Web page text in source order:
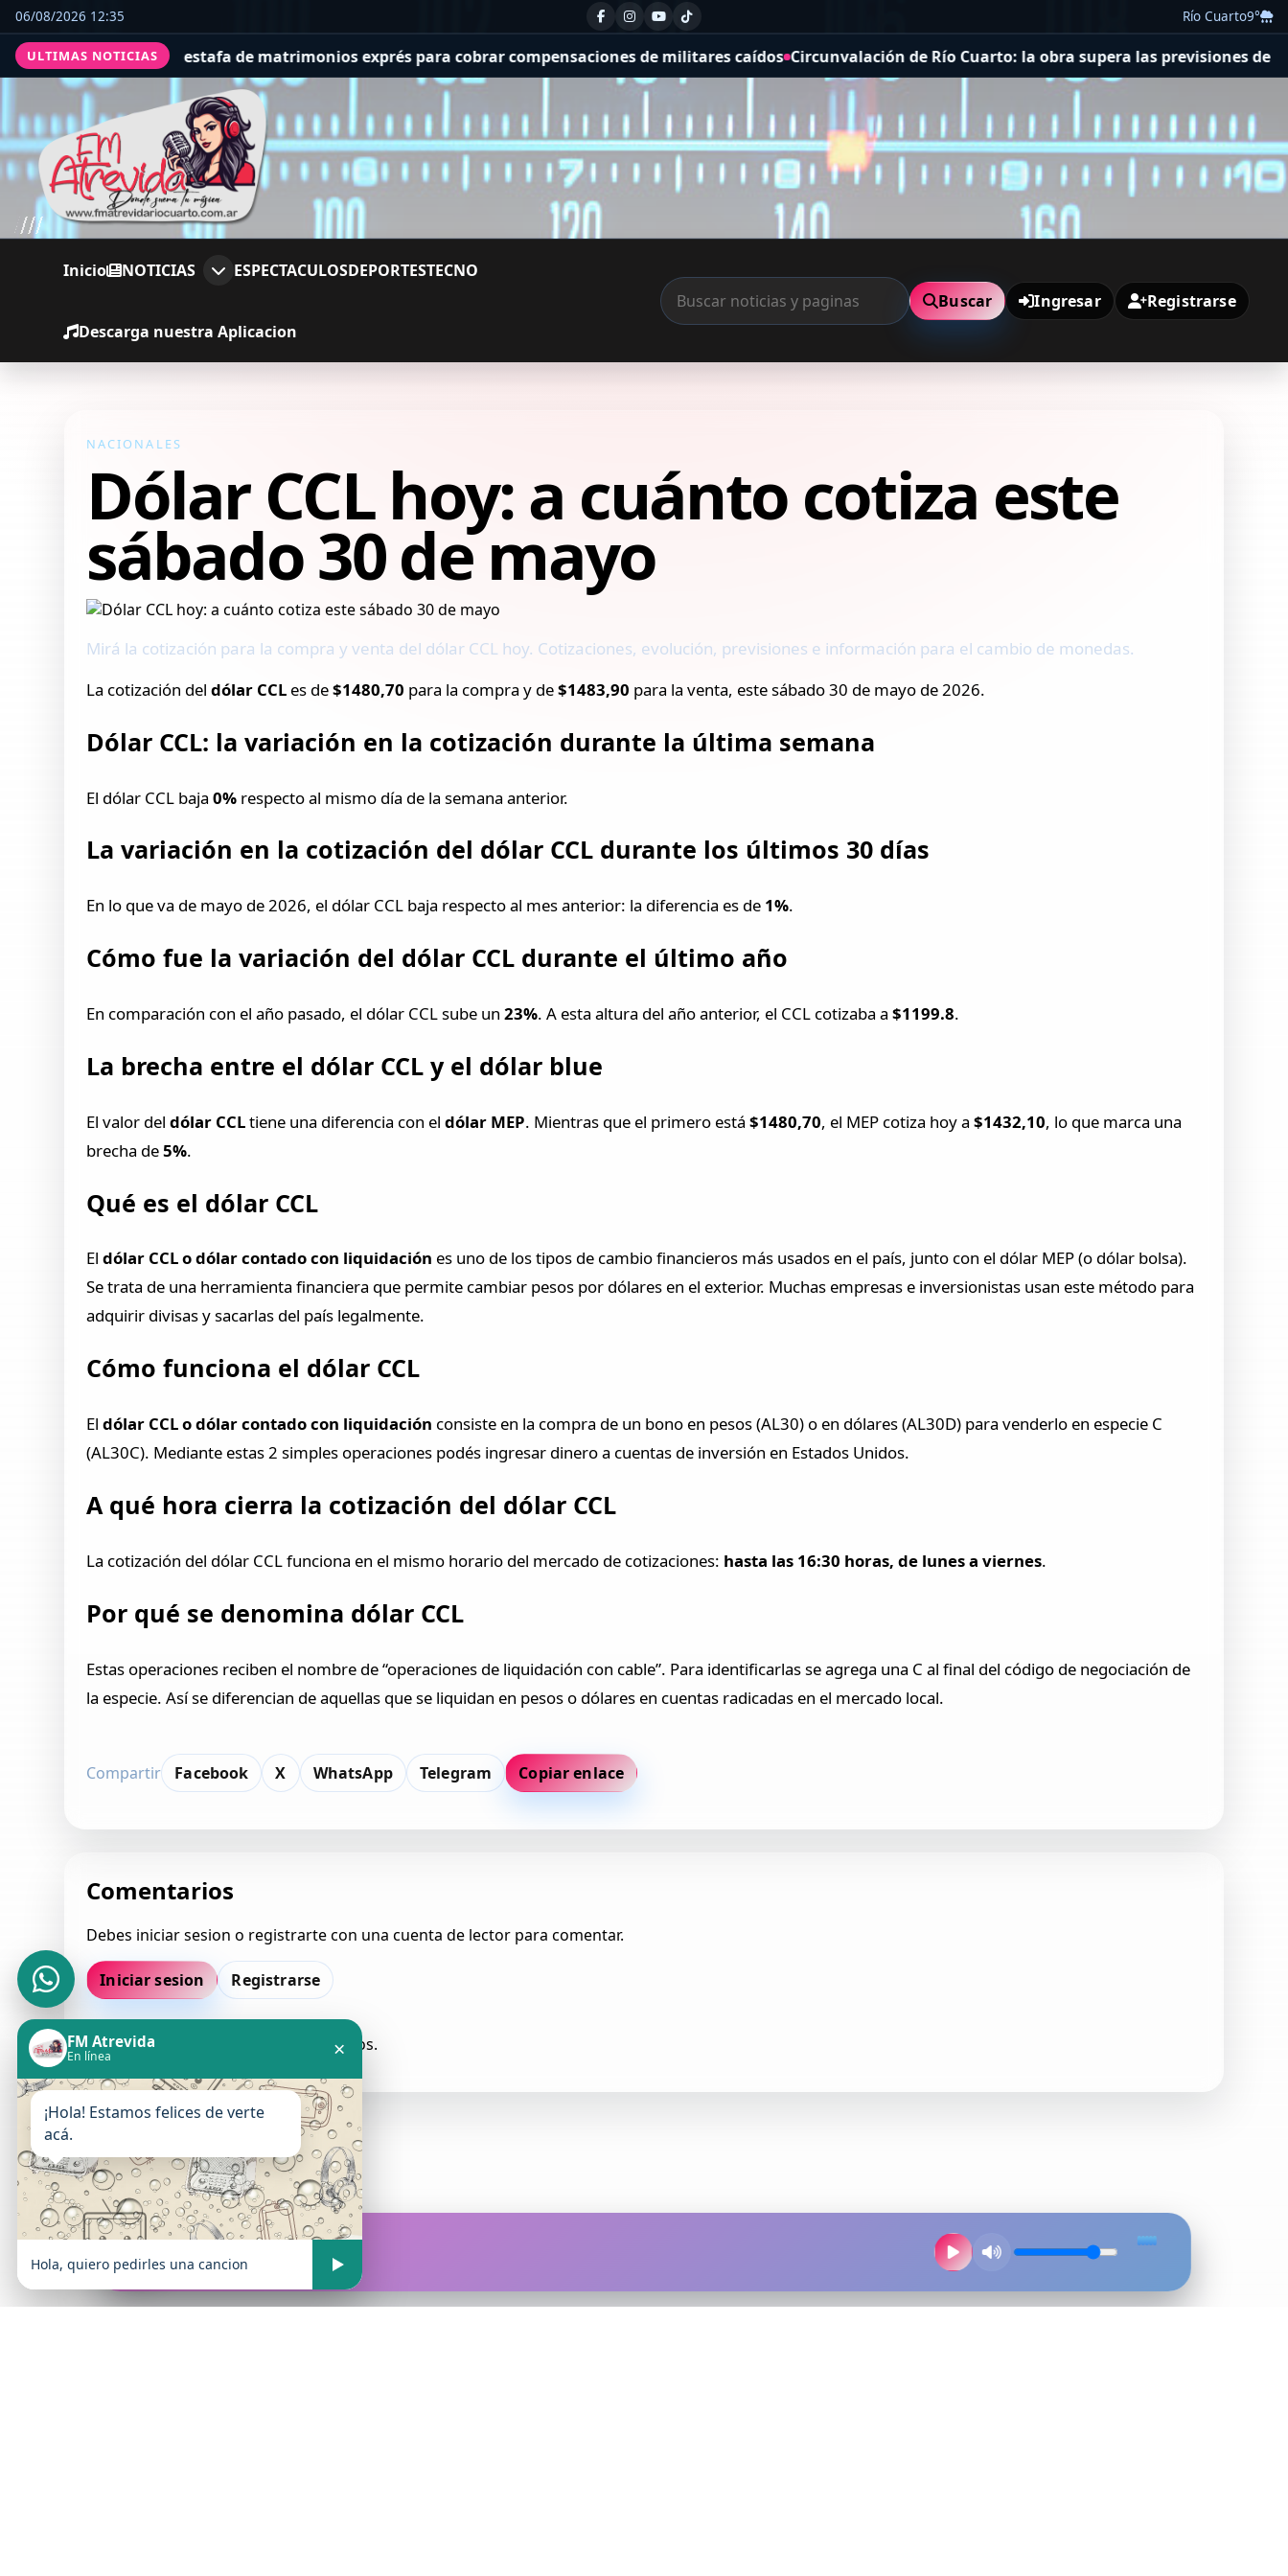
06/08/2026 12:35 Río Cuarto9°
ULTIMAS NOTICIAS
oscura estafa de matrimonios exprés para cobrar compensaciones de militares caídos Circunvalación de Río Cuarto: la obra supera las previsiones de ejecución y
Inicio NOTICIAS ESPECTACULOSDEPORTESTECNO
Descarga nuestra Aplicacion
Buscar Ingresar Registrarse
NACIONALES
Dólar CCL hoy: a cuánto cotiza este
sábado 30 de mayo
Mirá la cotización para la compra y venta del dólar CCL hoy. Cotizaciones, evolución, previsiones e información para el cambio de monedas.
La cotización deldólar CCL es de$1480,70 para la compra y de$1483,90 para la venta, este sábado 30 de mayo de 2026.
Dólar CCL: la variación en la cotización durante la última semana
El dólar CCL baja0% respecto al mismo día de la semana anterior.
La variación en la cotización del dólar CCL durante los últimos 30 días
En lo que va de mayo de 2026, el dólar CCL baja respecto al mes anterior: la diferencia es de 1%.
Cómo fue la variación del dólar CCL durante el último año
En comparación con el año pasado, el dólar CCL sube un23%. A esta altura del año anterior, el CCL cotizaba a$1199.8.
La brecha entre el dólar CCL y el dólar blue
El valor deldólar CCLtiene una diferencia con eldólar MEP. Mientras que el primero está$1480,70, el MEP cotiza hoy a$1432,10, lo que marca una
brecha de5%.
Qué es el dólar CCL
Eldólar CCL o dólar contado con liquidación es uno de los tipos de cambio financieros más usados en el país, junto con el dólar MEP (o dólar bolsa).
Se trata de una herramienta financiera que permite cambiar pesos por dólares en el exterior. Muchas empresas e inversionistas usan este método para
adquirir divisas y sacarlas del país legalmente.
Cómo funciona el dólar CCL
Eldólar CCL o dólar contado con liquidación consiste en la compra de un bono en pesos (AL30) o en dólares (AL30D) para venderlo en especie C
(AL30C). Mediante estas 2 simples operaciones podés ingresar dinero a cuentas de inversión en Estados Unidos.
A qué hora cierra la cotización del dólar CCL
La cotización del dólar CCL funciona en el mismo horario del mercado de cotizaciones: hasta las 16:30 horas, de lunes a viernes.
Por qué se denomina dólar CCL
Estas operaciones reciben el nombre de “operaciones de liquidación con cable”. Para identificarlas se agrega una C al final del código de negociación de
la especie. Así se diferencian de aquellas que se liquidan en pesos o dólares en cuentas radicadas en el mercado local.
Compartir Facebook X WhatsApp Telegram Copiar enlace
Comentarios
Debes iniciar sesion o registrarte con una cuenta de lector para comentar.
Iniciar sesion Registrarse
Todavia no hay comentarios aprobados.
FM Atrevida
En vivo
FM Atrevida
En línea ×
¡Hola! Estamos felices de verte
acá.